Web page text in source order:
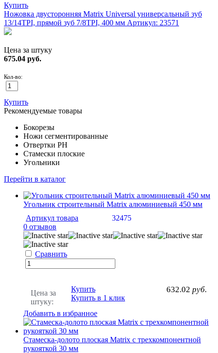
Купить
Ножовка двусторонняя Matrix Universal универсальный зуб
13/14TPI, прямой зуб 7/8TPI, 400 мм Артикул: 23571
Цена за штуку
675.04 руб.
Кол-во:
Купить
Рекомендуемые товары
Бокорезы
Ножи сегментированные
Отвертки PH
Стамески плоские
Угольники
Перейти в каталог
Угольник строительный Matrix алюминиевый 450 мм
Артикул товара
32475
0 отзывов
Сравнить
Цена за
штуку:
632.02 руб.
Купить
Купить в 1 клик
Добавить в избранное
Стамеска-долото плоская Matrix с трехкомпонентной
рукояткой 30 мм